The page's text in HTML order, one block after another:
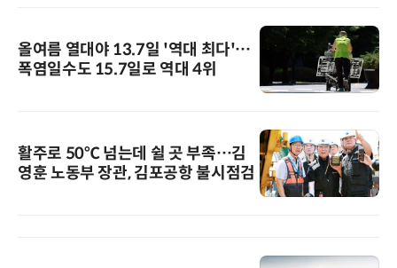
올여름 열대야 13.7일 '역대 최다'…
폭염일수도 15.7일로 역대 4위
활주로 50℃ 넘는데 쉴 곳 부족…김
영훈 노동부 장관, 김포공항 불시점검